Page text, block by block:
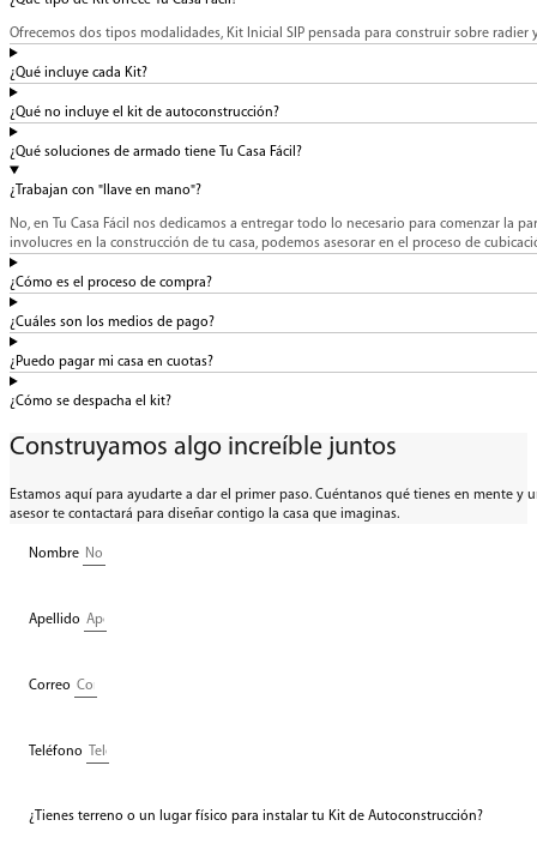
Ofrecemos dos tipos modalidades, Kit Inicial SIP pensada para construir sobre radier
¿Qué incluye cada Kit?
¿Qué no incluye el kit de autoconstrucción?
¿Qué soluciones de armado tiene Tu Casa Fácil?
¿Trabajan con "llave en mano"?
No, en Tu Casa Fácil nos dedicamos a entregar todo lo necesario para comenzar la
involucres en la construcción de tu casa, podemos asesorar en el proceso de
¿Cómo es el proceso de compra?
¿Cuáles son los medios de pago?
¿Puedo pagar mi casa en cuotas?
¿Cómo se despacha el kit?
Construyamos algo increíble juntos
Estamos aquí para ayudarte a dar el primer paso. Cuéntanos qué tienes en mente y
asesor te contactará para diseñar contigo la casa que imaginas.
Nombre
Apellido
Correo
Teléfono
¿Tienes terreno o un lugar físico para instalar tu Kit de Autoconstrucción?